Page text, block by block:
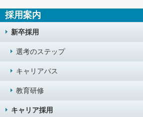
採用案内
新卒採用
選考のステップ
キャリアパス
教育研修
キャリア採用